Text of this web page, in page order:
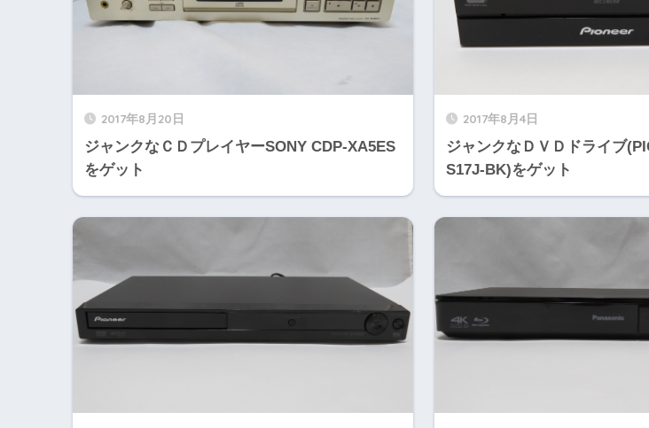
2017年8月20日
ジャンクなＣＤプレイヤーSONY CDP-XA5ES
をゲット
2017年8月4日
ジャンクなＤＶＤドライブ
S17J-BK)をゲット